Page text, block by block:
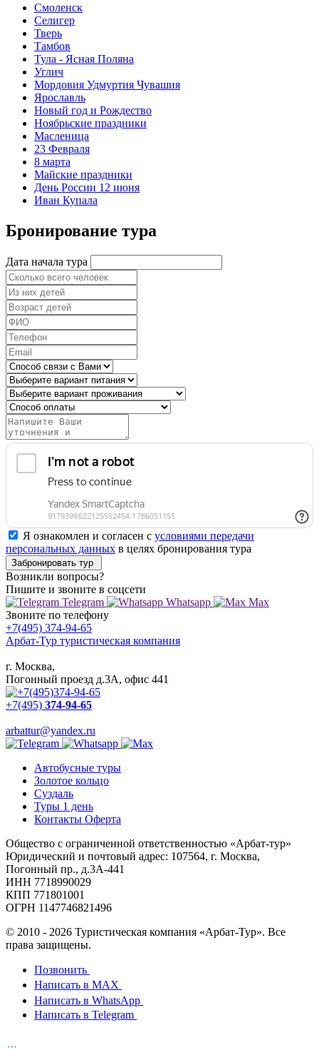
Смоленск
Селигер
Тверь
Тамбов
Тула - Ясная Поляна
Углич
Мордовия Удмуртия Чувашия
Ярославль
Новый год и Рождество
Ноябрьские праздники
Масленица
23 Февраля
8 марта
Майские праздники
День России 12 июня
Иван Купала
Бронирование тура
Дата начала тура
Я ознакомлен и согласен с условиями передачи
персональных данных в целях бронирования тура
Забронировать тур
Возникли вопросы?
Пишите и звоните в соцсети
Telegram
Whatsapp
Max
Звоните по телефону
+7(495) 374-94-65
Арбат-Тур туристическая компания
г. Москва,
Погонный проезд д.3А, офис 441
+7(495) 374-94-65
arbattur@yandex.ru
Автобусные туры
Золотое кольцо
Суздаль
Туры 1 день
Контакты Оферта
Общество с ограниченной ответственностью «Арбат-тур»
Юридический и почтовый адрес: 107564, г. Москва,
Погонный пр., д.3А-441
ИНН 7718990029
КПП 771801001
ОГРН 1147746821496
© 2010 - 2026 Туристическая компания «Арбат-Тур». Все
права защищены.
Позвонить
Написать в MAX
Написать в WhatsApp
Написать в Telegram